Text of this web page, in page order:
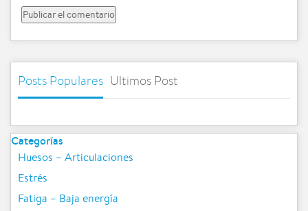
Posts Populares Ultimos Post
Categorías
Huesos – Articulaciones
Estrés
Fatiga – Baja energía